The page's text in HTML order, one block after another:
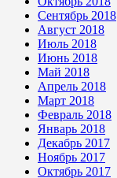
Сентябрь 2018
Август 2018
Июль 2018
Июнь 2018
Май 2018
Апрель 2018
Март 2018
Февраль 2018
Январь 2018
Декабрь 2017
Ноябрь 2017
Октябрь 2017